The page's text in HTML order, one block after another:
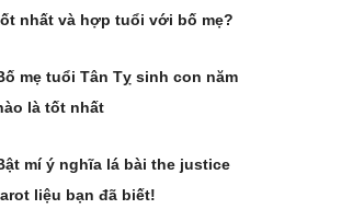
nhất và hợp tuổi với bố mẹ?
mẹ tuổi Tân Tỵ sinh con năm
là tốt nhất
mí ý nghĩa lá bài the justice
liệu bạn đã biết!